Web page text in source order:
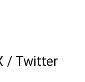
/ Twitter